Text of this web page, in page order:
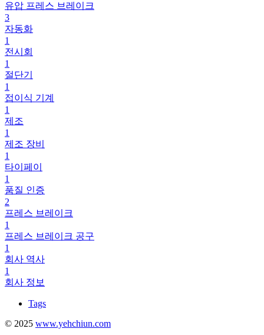
유압 프레스 브레이크
3
자동화
1
전시회
1
절단기
1
접이식 기계
1
제조
1
제조 장비
1
타이페이
1
품질 인증
2
프레스 브레이크
1
프레스 브레이크 공구
1
회사 역사
1
회사 정보
Tags
© 2025 www.yehchiun.com